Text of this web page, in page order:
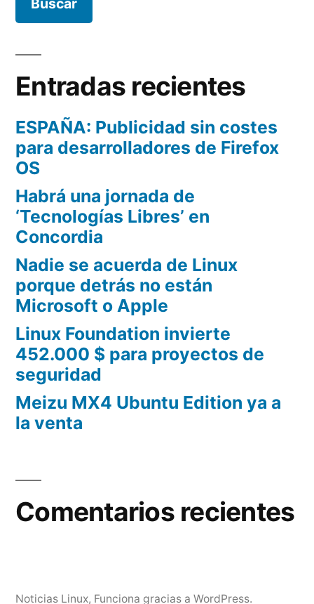
Entradas recientes
ESPAÑA: Publicidad sin costes
para desarrolladores de Firefox
OS
Habrá una jornada de
‘Tecnologías Libres’ en
Concordia
Nadie se acuerda de Linux
porque detrás no están
Microsoft o Apple
Linux Foundation invierte
452.000 $ para proyectos de
seguridad
Meizu MX4 Ubuntu Edition ya a
la venta
Comentarios recientes
Noticias Linux, Funciona gracias a WordPress.